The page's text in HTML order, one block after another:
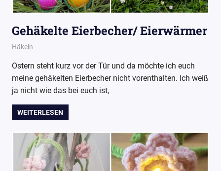
Gehäkelte Eierbecher/ Eierwärmer
10. April 2017
Wollpoesie
Häkeln
Ostern steht kurz vor der Tür und da möchte ich euch
meine gehäkelten Eierbecher nicht vorenthalten. Ich weiß
ja nicht wie das bei euch ist,
WEITERLESEN